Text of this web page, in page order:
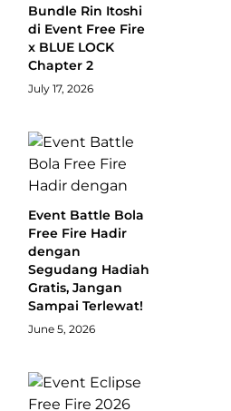
Bundle Rin Itoshi
di Event Free Fire
x BLUE LOCK
Chapter 2
July 17, 2026
Event Battle Bola
Free Fire Hadir
dengan
Segudang Hadiah
Gratis, Jangan
Sampai Terlewat!
June 5, 2026